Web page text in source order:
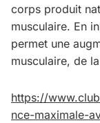
corps produit
musculaire. En
permet une
musculaire, de
https://
nce-maximale-